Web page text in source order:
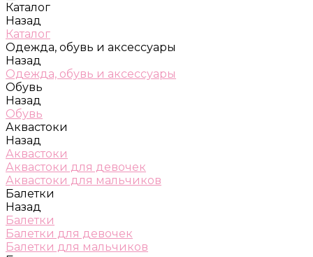
Каталог
Назад
Каталог
Одежда, обувь и аксессуары
Назад
Одежда, обувь и аксессуары
Обувь
Назад
Обувь
Аквастоки
Назад
Аквастоки
Аквастоки для девочек
Аквастоки для мальчиков
Балетки
Назад
Балетки
Балетки для девочек
Балетки для мальчиков